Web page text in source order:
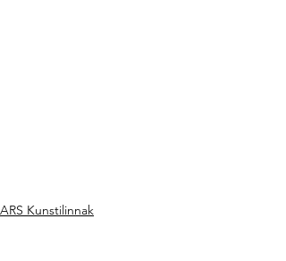
ARS Kunstilinnak